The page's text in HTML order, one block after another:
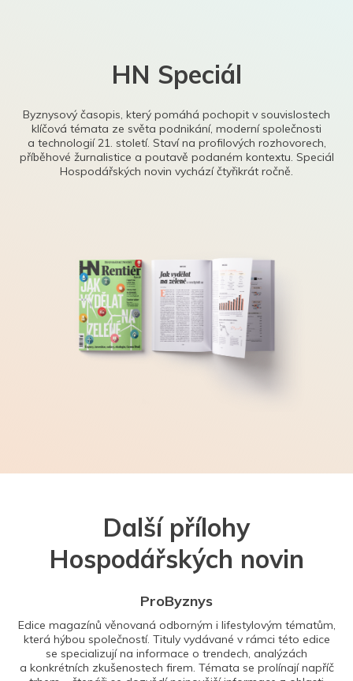
HN Speciál
Byznysový časopis, který pomáhá pochopit v souvislostech
klíčová témata ze světa podnikání, moderní společnosti
a technologií 21. století. Staví na profilových rozhovorech,
příběhové žurnalistice a poutavě podaném kontextu. Speciál
Hospodářských novin vychází čtyřikrát ročně.
Další přílohy
Hospodářských novin
ProByznys
Edice magazínů věnovaná odborným i lifestylovým tématům,
která hýbou společností. Tituly vydávané v rámci této edice
se specializují na informace o trendech, analýzách
a konkrétních zkušenostech firem. Témata se prolínají napříč